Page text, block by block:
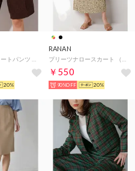
20%
RANAN
￥550
90%OFF 20%